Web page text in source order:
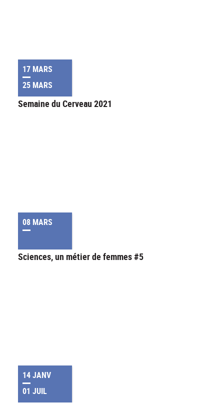
17 MARS
25 MARS
Semaine du Cerveau 2021
08 MARS
Sciences, un métier de femmes #5
14 JANV
01 JUIL